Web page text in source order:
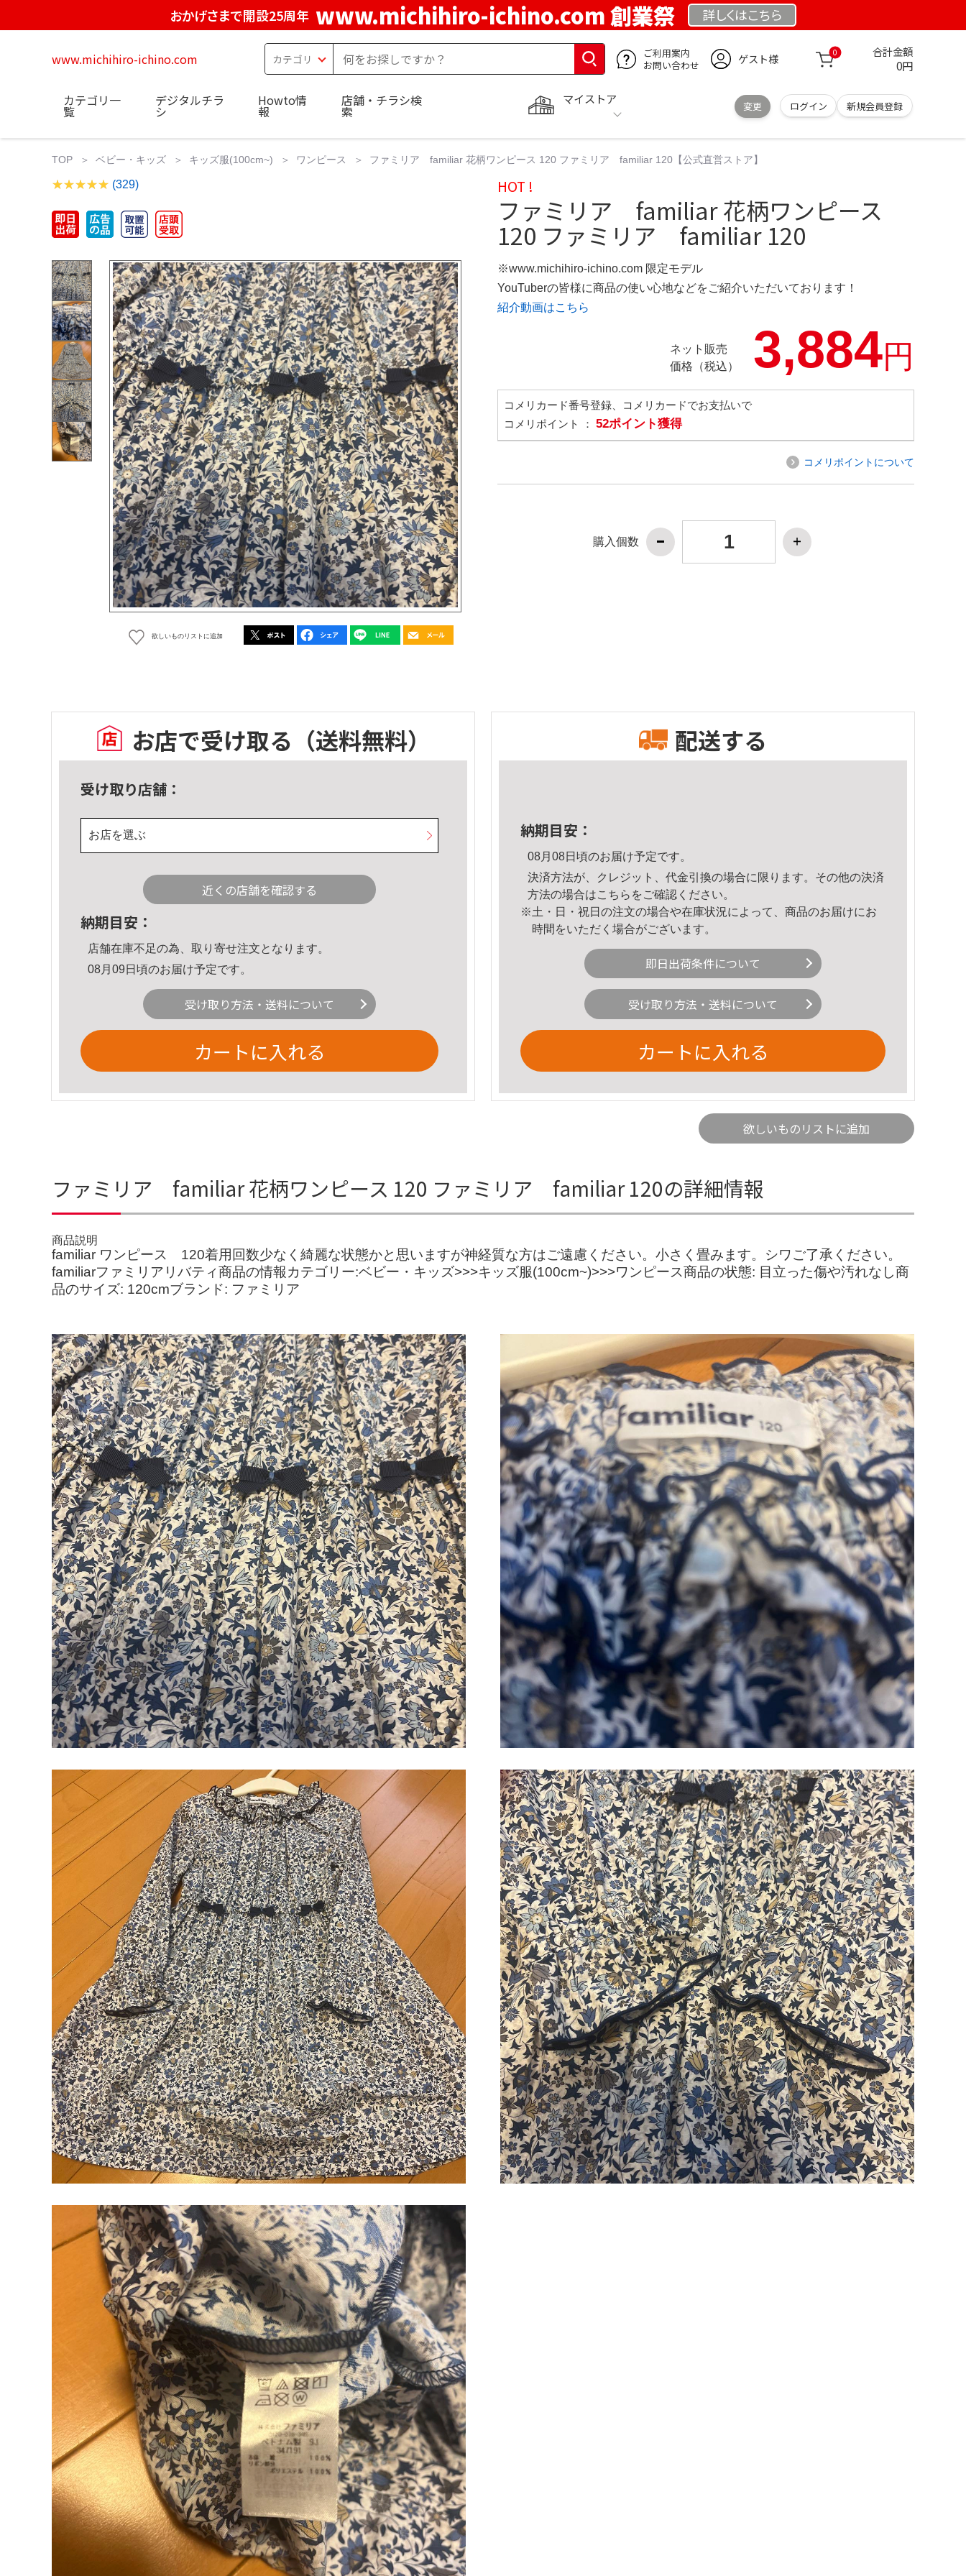
おかげさまで開設25周年 www.michihiro-ichino.com 創業祭 詳しくはこちら
www.michihiro-ichino.com
ご利用案内
お問い合わせ
ゲスト様 0 合計金額
0円
マイストア
変更 ログイン 新規会員登録
カテゴリ一
覧
デジタルチラ
シ
Howto情
報
店舗・チラシ検
索
TOP ベビー・キッズ キッズ服(100cm~) ワンピース ファミリア familiar 花柄ワンピース 120 ファミリア familiar 120【公式直営ストア】
(329)
欲しいものリストに追加
HOT !
ファミリア familiar 花柄ワンピース
120 ファミリア familiar 120
※www.michihiro-ichino.com 限定モデル
YouTuberの皆様に商品の使い心地などをご紹介いただいております！
紹介動画はこちら
ネット販売
価格（税込）
3,884円
コメリカード番号登録、コメリカードでお支払いで
コメリポイント ： 52ポイント獲得
コメリポイントについて
購入個数
お店で受け取る （送料無料）
受け取り店舗：
お店を選ぶ
近くの店舗を確認する
納期目安：
店舗在庫不足の為、取り寄せ注文となります。
08月09日頃のお届け予定です。
受け取り方法・送料について
カートに入れる
配送する
納期目安：
08月08日頃のお届け予定です。
決済方法が、クレジット、代金引換の場合に限ります。その他の決済
方法の場合はこちら をご確認ください。
※土・日・祝日の注文の場合や在庫状況によって、商品のお届けにお
時間をいただく場合がございます。
即日出荷条件について
受け取り方法・送料について
カートに入れる
欲しいものリストに追加
ファミリア familiar 花柄ワンピース 120 ファミリア familiar 120の詳細情報
商品説明
familiar ワンピース 120着用回数少なく綺麗な状態かと思いますが神経質な方はご遠慮ください。小さく畳みます。シワご了承ください。
familiarファミリアリバティ商品の情報カテゴリー:ベビー・キッズ>>>キッズ服(100cm~)>>>ワンピース商品の状態: 目立った傷や汚れなし商
品のサイズ: 120cmブランド: ファミリア